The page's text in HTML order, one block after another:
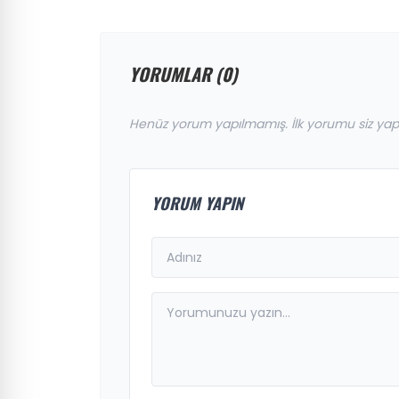
YORUMLAR (0)
Henüz yorum yapılmamış. İlk yorumu siz
YORUM YAPIN